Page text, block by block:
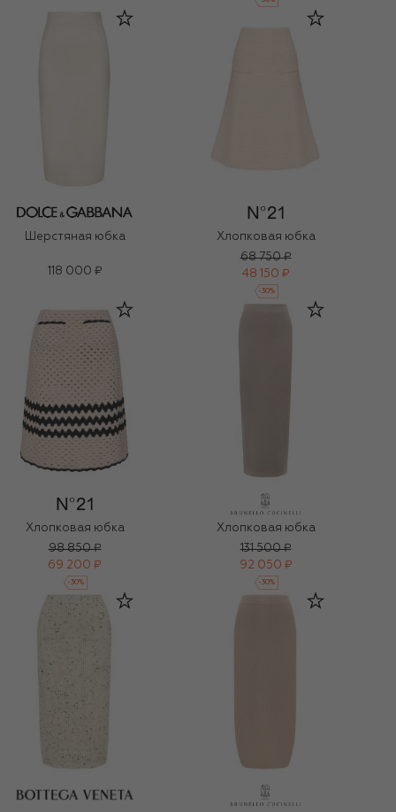
Шерстяная юбка
118 000 ₽
Хлопковая юбка
68 750 ₽
48 150 ₽
-30%
Хлопковая юбка
98 850 ₽
69 200 ₽
-30%
Хлопковая юбка
131 500 ₽
92 050 ₽
-30%